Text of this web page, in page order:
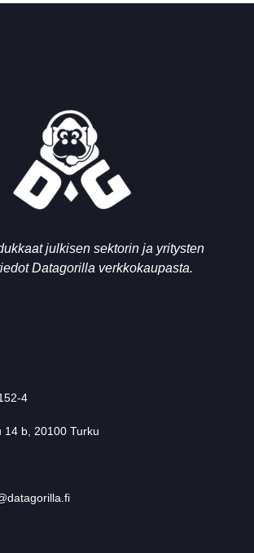
julkisen sektorin ja yritysten
Datagorilla verkkokaupasta.
4
14 b, 20100 Turku